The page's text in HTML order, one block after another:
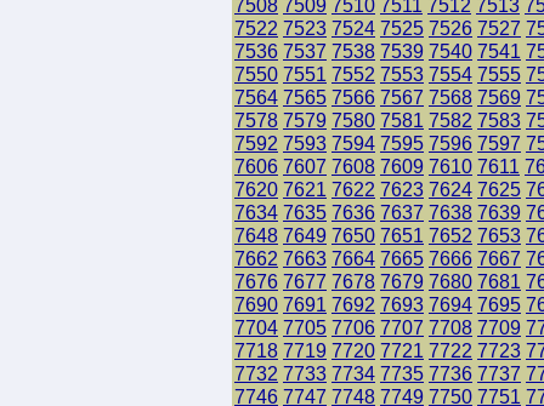
7508 7509 7510 7511 7512 7513
7522 7523 7524 7525 7526 7527
7536 7537 7538 7539 7540 7541
7550 7551 7552 7553 7554 7555
7564 7565 7566 7567 7568 7569
7578 7579 7580 7581 7582 7583
7592 7593 7594 7595 7596 7597
7606 7607 7608 7609 7610 7611
7620 7621 7622 7623 7624 7625
7634 7635 7636 7637 7638 7639
7648 7649 7650 7651 7652 7653
7662 7663 7664 7665 7666 7667
7676 7677 7678 7679 7680 7681
7690 7691 7692 7693 7694 7695
7704 7705 7706 7707 7708 7709
7718 7719 7720 7721 7722 7723
7732 7733 7734 7735 7736 7737
7746 7747 7748 7749 7750 7751